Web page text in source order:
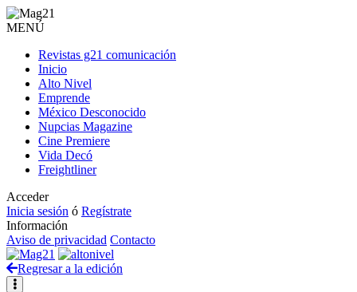
MENÚ
Revistas g21 comunicación
Inicio
Alto Nivel
Emprende
México Desconocido
Nupcias Magazine
Cine Premiere
Vida Decó
Freightliner
Acceder
Inicia sesión ó Regístrate
Información
Aviso de privacidad Contacto
Regresar a la edición